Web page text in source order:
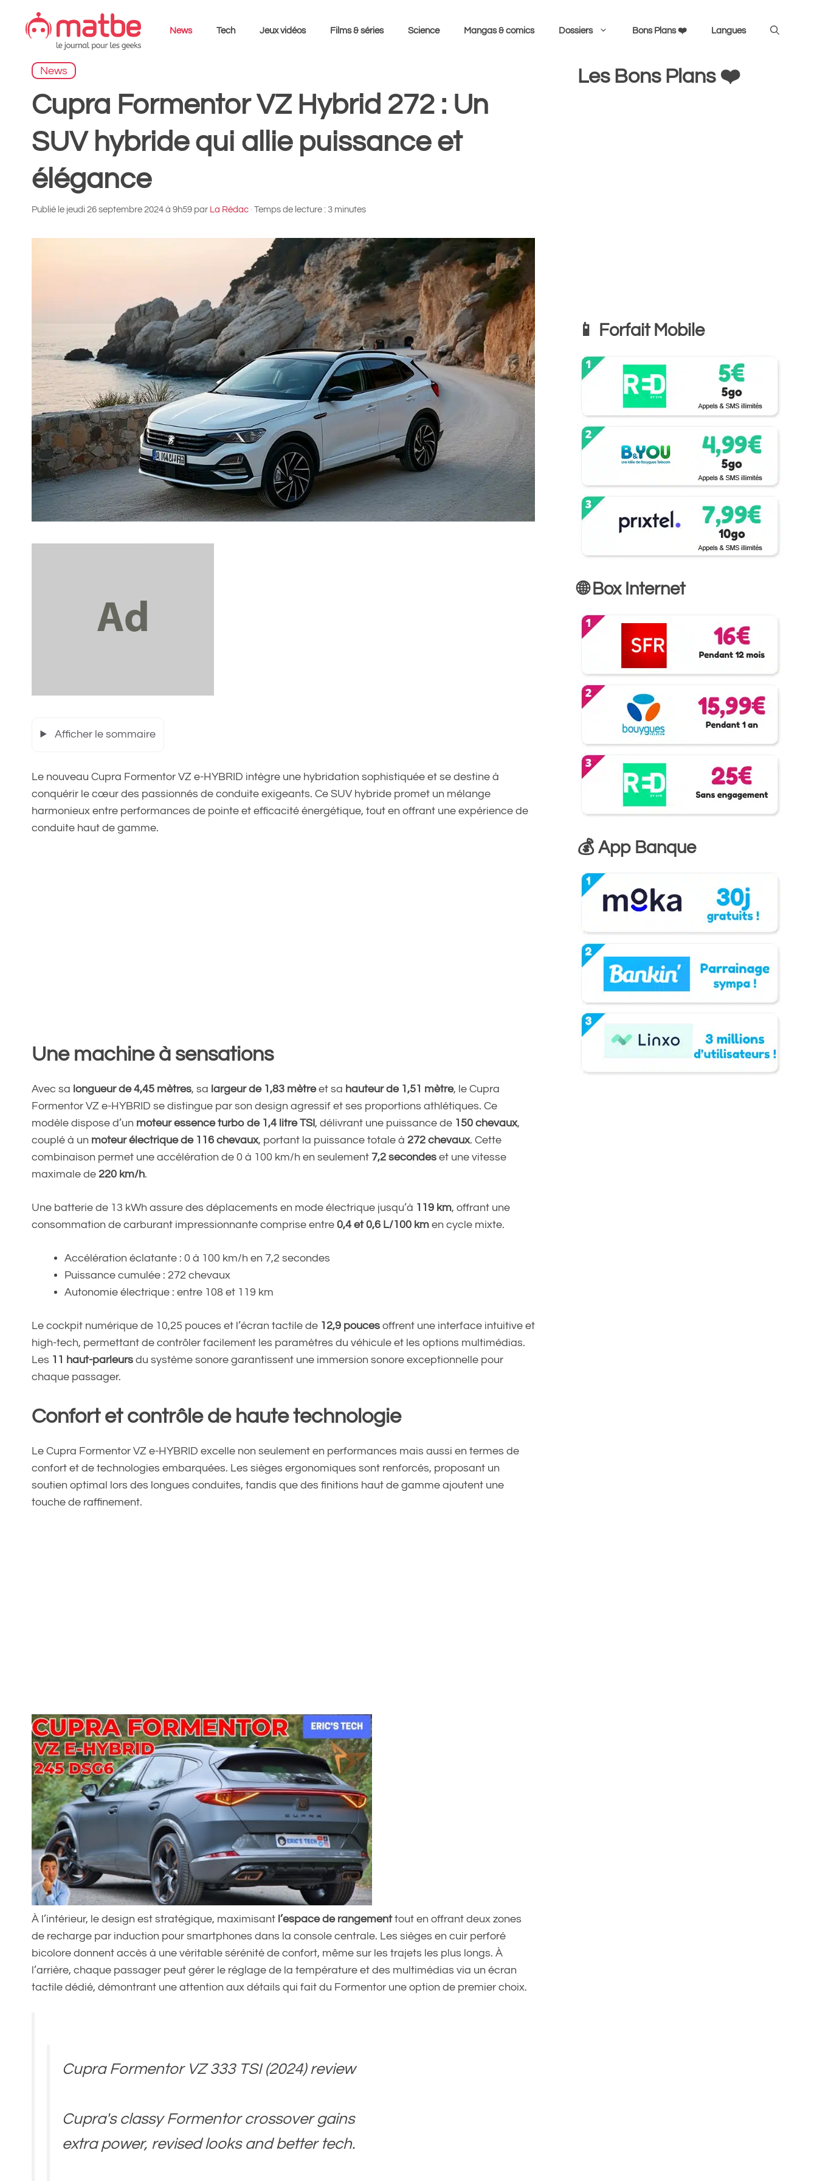
contenu
News Tech Jeux vidéos Films & séries Science Mangas & comics Dossiers Bons Plans ❤️ Langues
News
Cupra Formentor VZ Hybrid 272 : Un
SUV hybride qui allie puissance et
élégance
Publié le jeudi 26 septembre 2024 à 9h59 par La Rédac · Temps de lecture : 3 minutes
Afficher le sommaire
Le nouveau Cupra Formentor VZ e-HYBRID intègre une hybridation sophistiquée et se destine à
conquérir le cœur des passionnés de conduite exigeants. Ce SUV hybride promet un mélange
harmonieux entre performances de pointe et efficacité énergétique, tout en offrant une expérience de
conduite haut de gamme.
Une machine à sensations
Avec sa longueur de 4,45 mètres, sa largeur de 1,83 mètreet sa hauteur de 1,51 mètre, le Cupra
Formentor VZ e-HYBRID se distingue par son design agressif et ses proportions athlétiques. Ce
modèle dispose d’un moteur essence turbo de 1,4 litre TSI, délivrant une puissance de 150 chevaux,
couplé à un moteur électrique de 116 chevaux, portant la puissance totale à 272 chevaux. Cette
combinaison permet une accélération de 0 à 100 km/h en seulement 7,2 secondes et une vitesse
maximale de 220 km/h.
Une batterie de 13 kWh assure des déplacements en mode électrique jusqu’à 119 km, offrant une
consommation de carburant impressionnante comprise entre 0,4 et 0,6 L/100 km en cycle mixte.
Accélération éclatante : 0 à 100 km/h en 7,2 secondes
Puissance cumulée : 272 chevaux
Autonomie électrique : entre 108 et 119 km
Le cockpit numérique de 10,25 pouces et l’écran tactile de 12,9 pouces offrent une interface intuitive et
high-tech, permettant de contrôler facilement les paramètres du véhicule et les options multimédias.
Les 11 haut-parleurs du système sonore garantissent une immersion sonore exceptionnelle pour
chaque passager.
Confort et contrôle de haute technologie
Le Cupra Formentor VZ e-HYBRID excelle non seulement en performances mais aussi en termes de
confort et de technologies embarquées. Les sièges ergonomiques sont renforcés, proposant un
soutien optimal lors des longues conduites, tandis que des finitions haut de gamme ajoutent une
touche de raffinement.
À l’intérieur, le design est stratégique, maximisant l’espace de rangementtout en offrant deux zones
de recharge par induction pour smartphones dans la console centrale. Les sièges en cuir perforé
bicolore donnent accès à une véritable sérénité de confort, même sur les trajets les plus longs. À
l’arrière, chaque passager peut gérer le réglage de la température et des multimédias via un écran
tactile dédié, démontrant une attention aux détails qui fait du Formentor une option de premier choix.
Cupra Formentor VZ 333 TSI (2024) review
Cupra's classy Formentor crossover gains
extra power, revised looks and better tech.
Les Bons Plans ❤️
📱 Forfait Mobile
🌐 Box Internet
💰 App Banque